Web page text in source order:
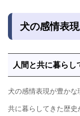
犬の感情表
人間と共に暮らし
犬の感情表現が豊か
共に暮らしてきた歴